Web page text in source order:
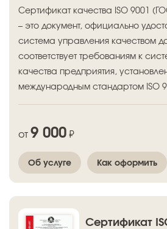
Сертификат качества ISO 9001
– это документ, официально
система управления качеством
соответствует требованиям к
качества предприятия,
международным стандартом ISO
от 9 000 ₽
Об услуге Как оформить
Сертификат